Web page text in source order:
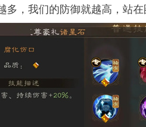
多，我们的防御就越高，站